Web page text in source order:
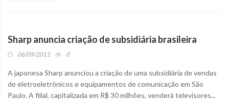
Sharp anuncia criação de subsidiária brasileira
06/09/2011 0
A japonesa Sharp anunciou a criação de uma subsidiária de vendas
de eletroeletrônicos e equipamentos de comunicação em São
Paulo. A filial, capitalizada em R$ 30 milhões, venderá televisores...